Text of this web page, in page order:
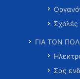
ΓΙΑ ΤΟΝ
Σας